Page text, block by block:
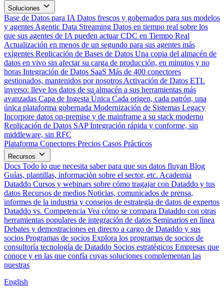
Soluciones
Base de Datos para IA Datos frescos y gobernados para sus modelos
y agentes Agentic Data Streaming Datos en tiempo real sobre los
que sus agentes de IA pueden actuar CDC en Tiempo Real
Actualización en menos de un segundo para sus agentes más
exigentes Replicación de Bases de Datos Una copia del almacén de
datos en vivo sin afectar su carga de producción, en minutos y no
horas Integración de Datos SaaS Más de 400 conectores
gestionados, mantenidos por nosotros Activación de Datos ETL
inverso: lleve los datos de su almacén a sus herramientas más
avanzadas Capa de Ingesta Única Cada origen, cada patrón, una
única plataforma gobernada Modernización de Sistemas Legacy
Incorpore datos on-premise y de mainframe a su stack moderno
Replicación de Datos SAP Integración rápida y conforme, sin
middleware, sin RFC
Plataforma Conectores Precios Casos Prácticos
Recursos
Docs Todo lo que necesita saber para que sus datos fluyan Blog
Guías, plantillas, información sobre el sector, etc. Academia
Dataddo Cursos y webinars sobre cómo tragajar con Dataddo y tus
datos Recursos de medios Noticias, comunicados de prensa,
informes de la industria y consejos de estrategia de datos de expertos
Dataddo vs. Competencia Vea cómo se compara Dataddo con otras
herramientas populares de integración de datos Seminarios en línea
Debates y demostraciones en directo a cargo de Dataddo y sus
socios Programas de socios Explora los programas de socios de
consultoría tecnología de Dataddo Socios estratégicos Empresas que
conoce y en las que confía cuyas soluciones complementan las
nuestras
English